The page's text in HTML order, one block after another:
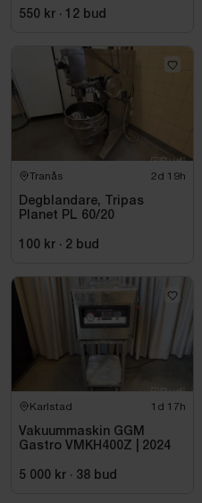
550 kr · 12 bud
Tranås 2d 19h
Degblandare, Tripas
Planet PL 60/20
100 kr · 2 bud
Karlstad 1d 17h
Vakuummaskin GGM
Gastro VMKH400Z | 2024
5 000 kr · 38 bud